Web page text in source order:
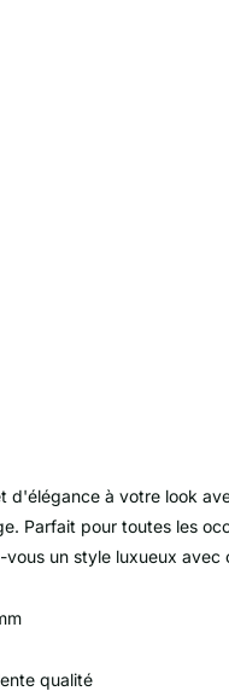
d'élégance à votre look
Parfait pour toutes les
un style luxueux avec
qualité